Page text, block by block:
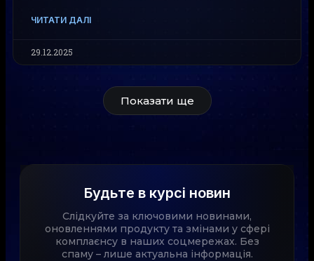
ЧИТАТИ ДАЛІ
29.12.2025
Показати ще
Будьте в курсі новин
Слідкуйте за ключовими новинами,
оновленнями продукту та змінами у сфері
комплаєнсу в наших соцмережах. Без
спаму – лише актуальна інформація.